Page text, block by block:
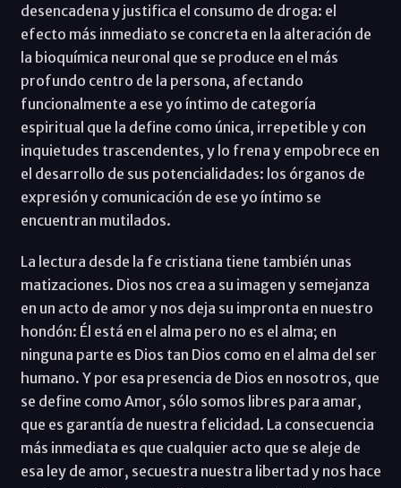
desencadena y justifica el consumo de droga: el
efecto más inmediato se concreta en la alteración de
la bioquímica neuronal que se produce en el más
profundo centro de la persona, afectando
funcionalmente a ese yo íntimo de categoría
espiritual que la define como única, irrepetible y con
inquietudes trascendentes, y lo frena y empobrece en
el desarrollo de sus potencialidades: los órganos de
expresión y comunicación de ese yo íntimo se
encuentran mutilados.
La lectura desde la fe cristiana tiene también unas
matizaciones. Dios nos crea a su imagen y semejanza
en un acto de amor y nos deja su impronta en nuestro
hondón: Él está en el alma pero no es el alma; en
ninguna parte es Dios tan Dios como en el alma del ser
humano. Y por esa presencia de Dios en nosotros, que
se define como Amor, sólo somos libres para amar,
que es garantía de nuestra felicidad. La consecuencia
más inmediata es que cualquier acto que se aleje de
esa ley de amor, secuestra nuestra libertad y nos hace